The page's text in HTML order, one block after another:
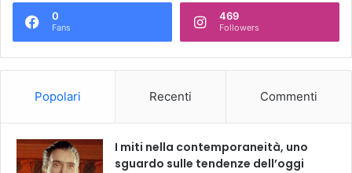
0
Fans
469
Followers
Popolari Recenti Commenti
I miti nella contemporaneità, uno
sguardo sulle tendenze dell’oggi